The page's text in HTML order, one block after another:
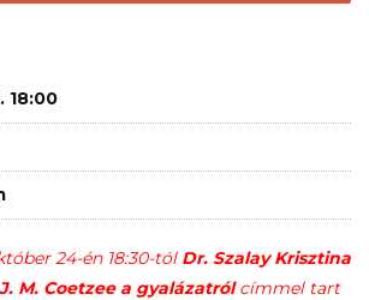
18:00
24-én 18:30-tól Dr. Szalay Krisztina
J. M. Coetzee a gyalázatrólcímmel tart